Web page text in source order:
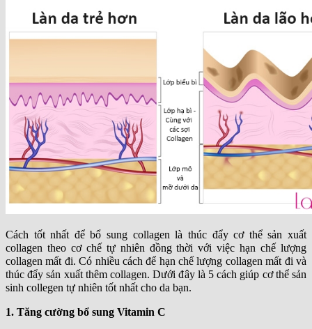
Liên hệ
Chưa có sản phẩm trong giỏ hàng.
Cách tốt nhất để bổ sung collagen là thúc đẩy cơ thể sản xuất
collagen theo cơ chế tự nhiên đồng thời với việc hạn chế lượng
collagen mất đi. Có nhiều cách để hạn chế lượng collagen mất đi và
thúc đẩy sản xuất thêm collagen. Dưới đây là 5 cách giúp cơ thể sản
sinh collegen tự nhiên tốt nhất cho da bạn.
1. Tăng cường bổ sung Vitamin C